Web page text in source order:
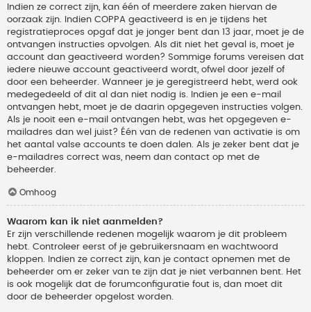
Indien ze correct zijn, kan één of meerdere zaken hiervan de
oorzaak zijn. Indien COPPA geactiveerd is en je tijdens het
registratieproces opgaf dat je jonger bent dan 13 jaar, moet je de
ontvangen instructies opvolgen. Als dit niet het geval is, moet je
account dan geactiveerd worden? Sommige forums vereisen dat
iedere nieuwe account geactiveerd wordt, ofwel door jezelf of
door een beheerder. Wanneer je je geregistreerd hebt, werd ook
medegedeeld of dit al dan niet nodig is. Indien je een e-mail
ontvangen hebt, moet je de daarin opgegeven instructies volgen.
Als je nooit een e-mail ontvangen hebt, was het opgegeven e-
mailadres dan wel juist? Één van de redenen van activatie is om
het aantal valse accounts te doen dalen. Als je zeker bent dat je
e-mailadres correct was, neem dan contact op met de
beheerder.
Omhoog
Waarom kan ik niet aanmelden?
Er zijn verschillende redenen mogelijk waarom je dit probleem
hebt. Controleer eerst of je gebruikersnaam en wachtwoord
kloppen. Indien ze correct zijn, kan je contact opnemen met de
beheerder om er zeker van te zijn dat je niet verbannen bent. Het
is ook mogelijk dat de forumconfiguratie fout is, dan moet dit
door de beheerder opgelost worden.